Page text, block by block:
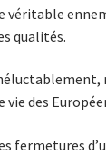
véritable
qualités.
vie des
fermetures